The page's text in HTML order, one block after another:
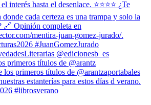
primeros títulos de @arantz